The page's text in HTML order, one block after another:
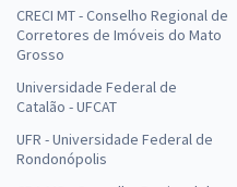
CRECI MT - Conselho Regional de
Corretores de Imóveis do Mato
Grosso
Universidade Federal de
Catalão - UFCAT
UFR - Universidade Federal de
Rondonópolis